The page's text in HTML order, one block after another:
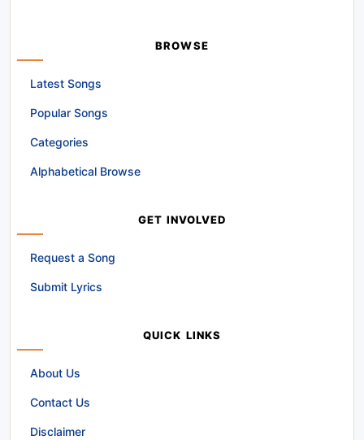
BROWSE
Latest Songs
Popular Songs
Categories
Alphabetical Browse
GET INVOLVED
Request a Song
Submit Lyrics
QUICK LINKS
About Us
Contact Us
Disclaimer